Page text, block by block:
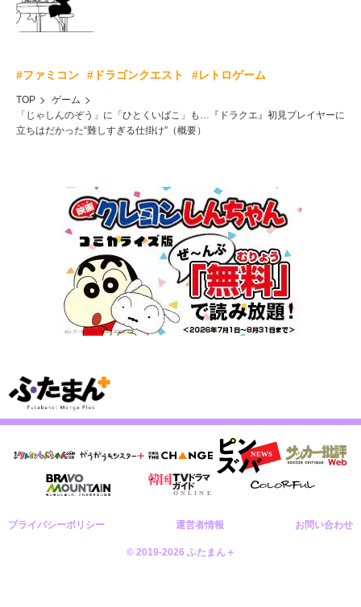
#ファミコン #ドラゴンクエスト #レトロゲーム
TOP
ゲーム
「じゃしんのぞう」に「ひとくいばこ」も…『ドラクエ』初見プレイヤーに
立ちはだかった“難しすぎる仕掛け”（概要）
プライバシーポリシー 運営者情報 お問い合わせ
© 2019-2026 ふたまん＋